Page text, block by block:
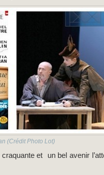
(Crédit Photo Lot)
et un bel avenir